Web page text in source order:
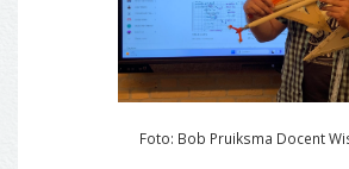
Foto: Bob Pruiksma Docent